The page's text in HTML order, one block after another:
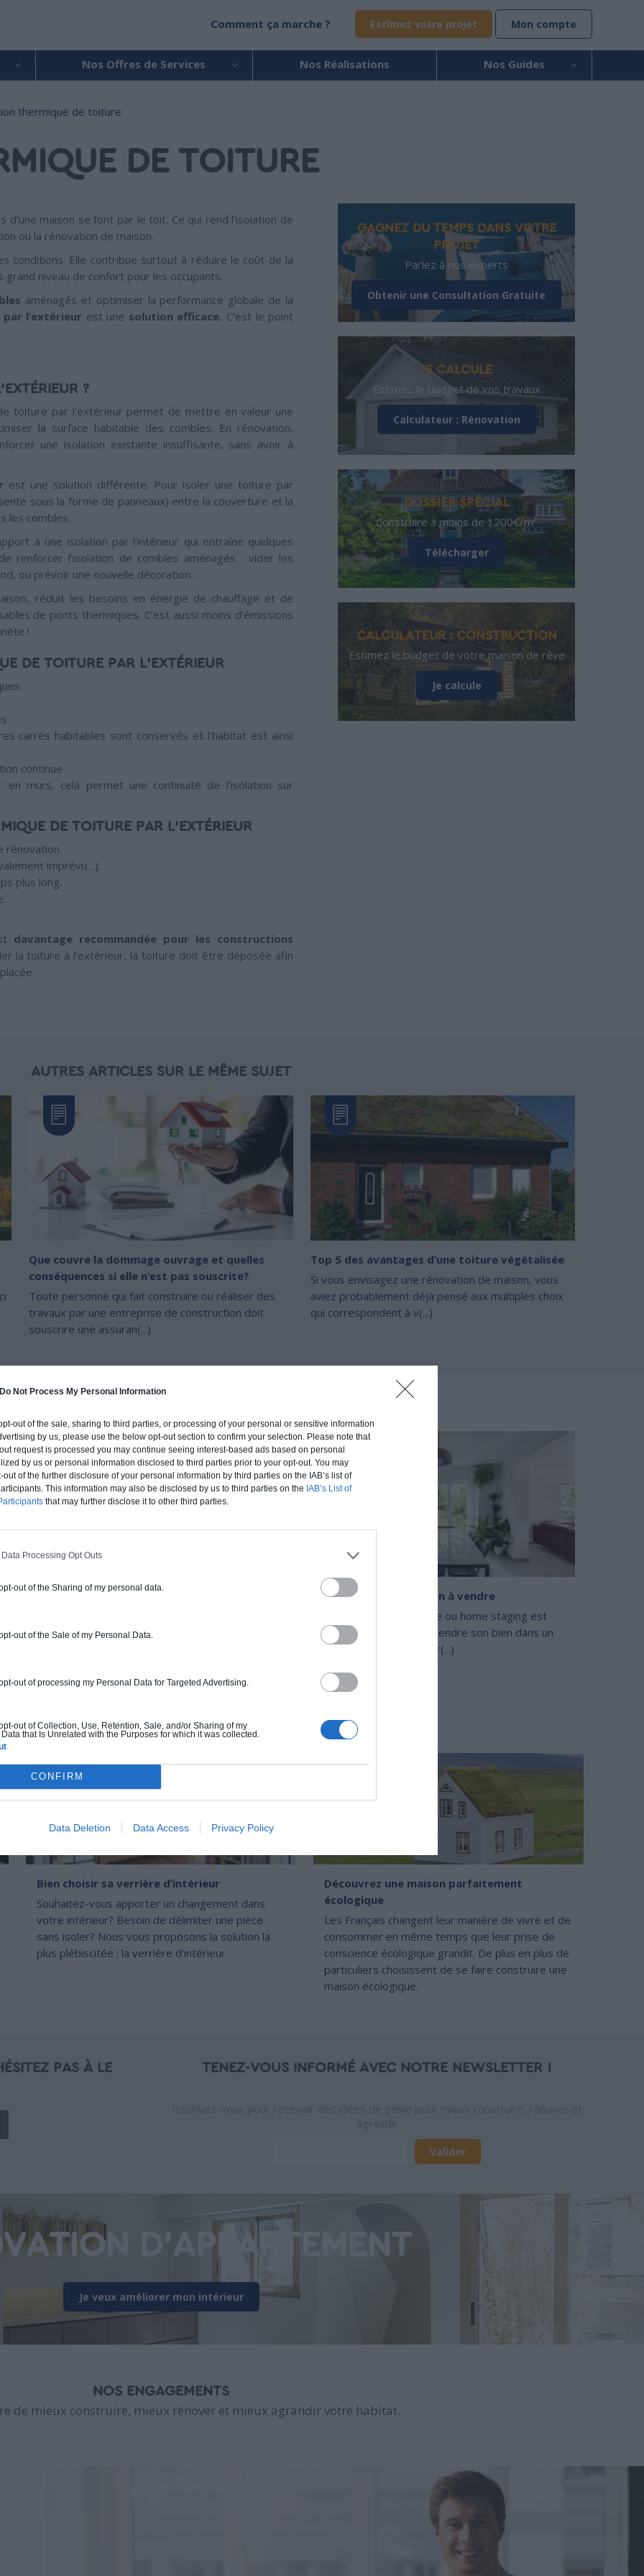
Do Not Process My Personal Information
out of the sale, sharing to third parties, or processing of your personal or sensitive information
by us, please use the below opt-out section to confirm your selection. Please note that
request is processed you may continue seeing interest-based ads based on personal
by us or personal information disclosed to third parties prior to your opt-out. You may
of the further disclosure of your personal information by third parties on the IAB’s list of
This information may also be disclosed by us to third parties on the IAB’s List of
that may further disclose it to other third parties.
Processing Opt Outs
out of the Sharing of my personal data.
out of the Sale of my Personal Data.
out of processing my Personal Data for Targeted Advertising.
out of Collection, Use, Retention, Sale, and/or Sharing of my
that Is Unrelated with the Purposes for which it was collected.
CONFIRM
Data Deletion Data Access Privacy Policy
Comment ça marche ? Estimez votre projet Mon compte
Nos Offres de Services Nos Réalisations Nos Guides
thermique de toiture
DE TOITURE
maison se font par le toit. Ce qui rend l’isolation de
ou la rénovation de maison.
conditions. Elle contribue surtout à réduire le coût de la
niveau de confort pour les occupants.
aménagés et optimiser la performance globale de la
par l’extérieur est une solution efficace. C’est le point
?
toiture par l’extérieur permet de mettre en valeur une
la surface habitable des combles. En rénovation,
une isolation existante insuffisante, sans avoir à
est une solution différente. Pour isoler une toiture par
sous la forme de panneaux) entre la couverture et la
les combles.
à une isolation par l’intérieur qui entraîne quelques
renforcer l’isolation de combles aménagés : vider les
ou prévoir une nouvelle décoration…
réduit les besoins en énergie de chauffage et de
de ponts thermiques. C’est aussi moins d’émissions
!
DE TOITURE PAR L’EXTÉRIEUR
carrés habitables sont conservés et l’habitat est ainsi
continue
en murs, cela permet une continuité de l’isolation sur
DE TOITURE PAR L’EXTÉRIEUR
rénovation.
imprévu…).
plus long.
davantage recommandée pour les constructions
la toiture à l’extérieur, la toiture doit être déposée afin
GAGNEZ DU TEMPS DANS VOTRE
PROJET
Parlez à nos experts
Obtenir une Consultation Gratuite
JE CALCULE
Estimez le budget de vos travaux
Calculateur : Rénovation
DOSSIER SPÉCIAL
Construire à moins de 1200€/m²
Télécharger
CALCULATEUR : CONSTRUCTION
Estimez le budget de votre maison de rêve
Je calcule
AUTRES ARTICLES SUR LE MÊME SUJET
Que couvre la dommage ouvrage et quelles
conséquences si elle n’est pas souscrite?
Toute personne qui fait construire ou réaliser des
travaux par une entreprise de construction doit
souscrire une assuran(...)
Top 5 des avantages d’une toiture végétalisée
Si vous envisagez une rénovation de maison, vous
aviez probablement déjà pensé aux multiples choix
qui correspondent à v(...)
5 bonnes raisons de recourir à l’énergie solaire
dans votre maison, mais que vous vous posez
Home staging de maison à vendre
La valorisation immobilière ou home staging est
devenu essentielle pour vendre son bien dans un
marché fortement concurr(...)
DERNIERS ARTICLES DU BLOG
Bien choisir sa verrière d’intérieur
Souhaitez-vous apporter un changement dans
votre intérieur? Besoin de délimiter une pièce
sans isoler? Nous vous proposons la solution la
plus plébiscitée : la verrière d’intérieur.
Découvrez une maison parfaitement
écologique
Les Français changent leur manière de vivre et de
consommer en même temps que leur prise de
conscience écologique grandit. De plus en plus de
particuliers choisissent de se faire construire une
maison écologique.
PAS À LE
TENEZ-VOUS INFORMÉ AVEC NOTRE NEWSLETTER !
D'APPARTEMENT
Je veux améliorer mon intérieur
NOS ENGAGEMENTS
de mieux construire, mieux rénover et mieux agrandir votre habitat.